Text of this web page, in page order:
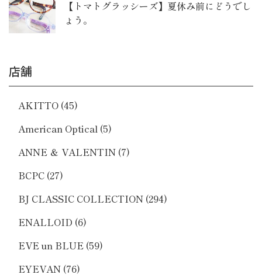
【トマトグラッシーズ】夏休み前にどうでし
ょう。
店舗
AKITTO (45)
American Optical (5)
ANNE ＆ VALENTIN (7)
BCPC (27)
BJ CLASSIC COLLECTION (294)
ENALLOID (6)
EVE un BLUE (59)
EYEVAN (76)